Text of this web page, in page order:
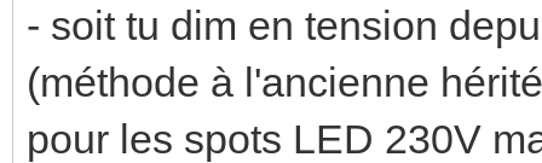
- soit tu dim en tension
(méthode à l'ancienne
pour les spots LED 230V